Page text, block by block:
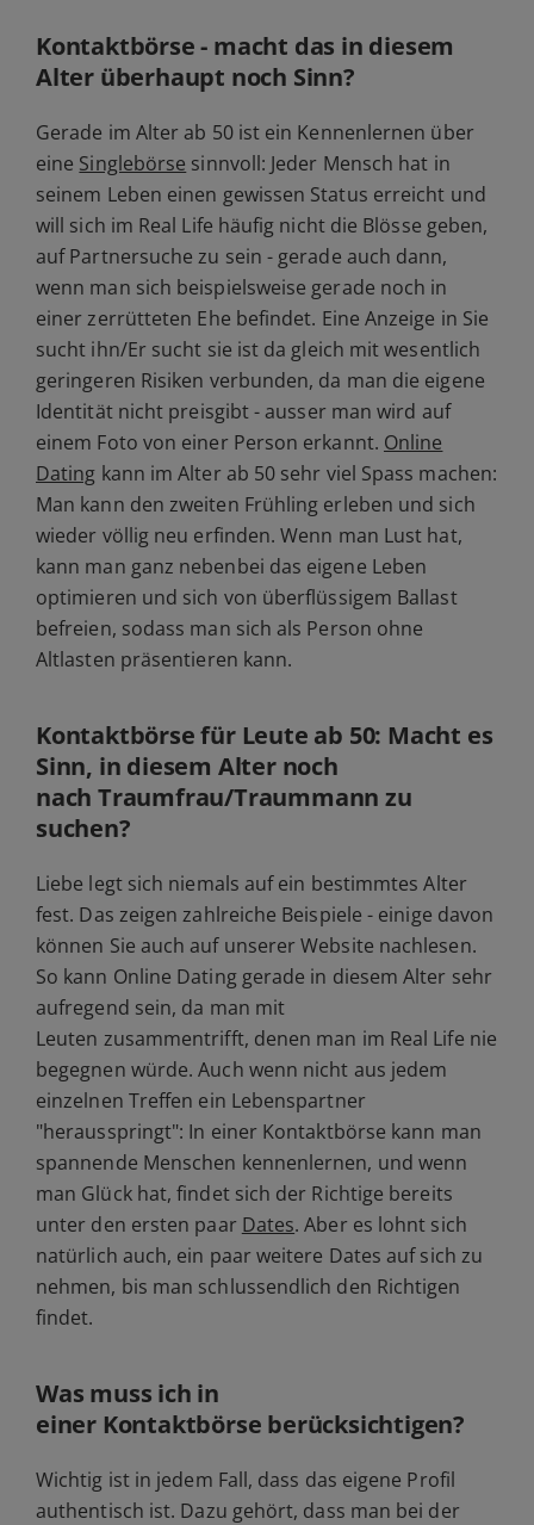
Kontaktbörse - macht das in diesem
Alter überhaupt noch Sinn?
Gerade im Alter ab 50 ist ein Kennenlernen über
eine Singlebörse sinnvoll: Jeder Mensch hat in
seinem Leben einen gewissen Status erreicht und
will sich im Real Life häufig nicht die Blösse geben,
auf Partnersuche zu sein - gerade auch dann,
wenn man sich beispielsweise gerade noch in
einer zerrütteten Ehe befindet. Eine Anzeige in Sie
sucht ihn/Er sucht sie ist da gleich mit wesentlich
geringeren Risiken verbunden, da man die eigene
Identität nicht preisgibt - ausser man wird auf
einem Foto von einer Person erkannt. Online
Dating kann im Alter ab 50 sehr viel Spass machen:
Man kann den zweiten Frühling erleben und sich
wieder völlig neu erfinden. Wenn man Lust hat,
kann man ganz nebenbei das eigene Leben
optimieren und sich von überflüssigem Ballast
befreien, sodass man sich als Person ohne
Altlasten präsentieren kann.
Kontaktbörse für Leute ab 50: Macht es
Sinn, in diesem Alter noch
nach Traumfrau/Traummann zu
suchen?
Liebe legt sich niemals auf ein bestimmtes Alter
fest. Das zeigen zahlreiche Beispiele - einige davon
können Sie auch auf unserer Website nachlesen.
So kann Online Dating gerade in diesem Alter sehr
aufregend sein, da man mit
Leuten zusammentrifft, denen man im Real Life nie
begegnen würde. Auch wenn nicht aus jedem
einzelnen Treffen ein Lebenspartner
"herausspringt": In einer Kontaktbörse kann man
spannende Menschen kennenlernen, und wenn
man Glück hat, findet sich der Richtige bereits
unter den ersten paar Dates. Aber es lohnt sich
natürlich auch, ein paar weitere Dates auf sich zu
nehmen, bis man schlussendlich den Richtigen
findet.
Was muss ich in
einer Kontaktbörse berücksichtigen?
Wichtig ist in jedem Fall, dass das eigene Profil
authentisch ist. Dazu gehört, dass man bei der